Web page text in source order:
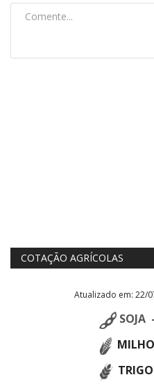
COTAÇÃO AGRÍCOLAS
Atualizado em: 22/
SOJA -
MILHO
TRIGO